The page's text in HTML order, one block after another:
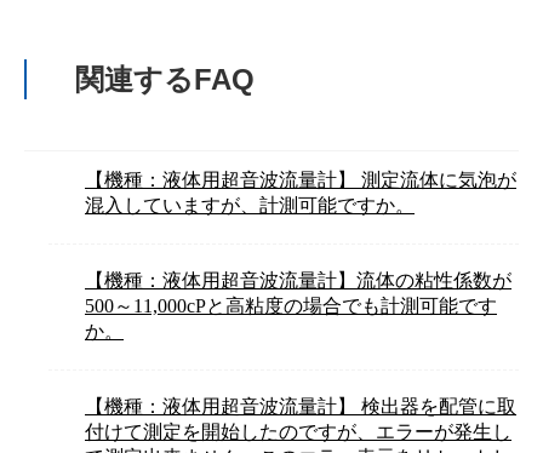
関連するFAQ
【機種：液体用超音波流量計】 測定流体に気泡が
混入していますが、計測可能ですか。
【機種：液体用超音波流量計】流体の粘性係数が
500～11,000cPと高粘度の場合でも計測可能です
か。
【機種：液体用超音波流量計】 検出器を配管に取
付けて測定を開始したのですが、エラーが発生し